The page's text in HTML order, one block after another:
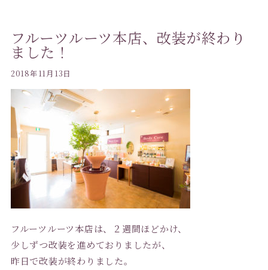
フルーツルーツ本店、改装が終わり
ました！
2018年11月13日
フルーツルーツ本店は、２週間ほどかけ、
少しずつ改装を進めておりましたが、
昨日で改装が終わりました。